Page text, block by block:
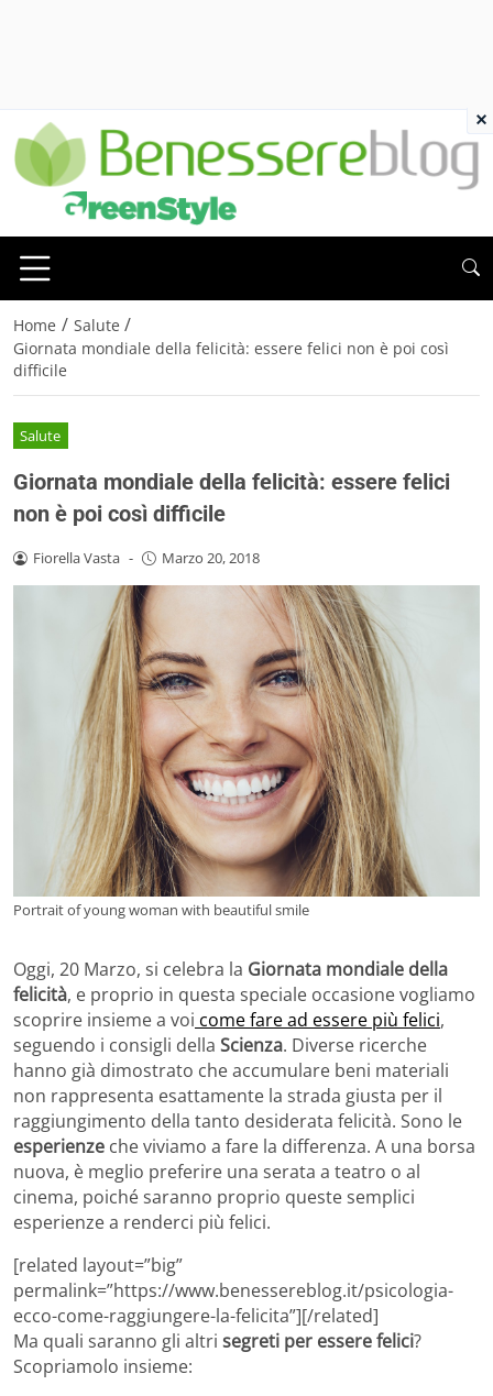
Home / Salute /
Giornata mondiale della felicità: essere felici non è poi così
difficile
Salute
Giornata mondiale della felicità: essere felici
non è poi così difficile
Fiorella Vasta - Marzo 20, 2018
Portrait of young woman with beautiful smile
Oggi, 20 Marzo, si celebra la Giornata mondiale della
felicità, e proprio in questa speciale occasione vogliamo
scoprire insieme a voi come fare ad essere più felici,
seguendo i consigli della Scienza. Diverse ricerche
hanno già dimostrato che accumulare beni materiali
non rappresenta esattamente la strada giusta per il
raggiungimento della tanto desiderata felicità. Sono le
esperienze che viviamo a fare la differenza. A una borsa
nuova, è meglio preferire una serata a teatro o al
cinema, poiché saranno proprio queste semplici
esperienze a renderci più felici.
[related layout=”big”
permalink=”https://www.benessereblog.it/psicologia-
ecco-come-raggiungere-la-felicita”][/related]
Ma quali saranno gli altri segreti per essere felici?
Scopriamolo insieme:
×